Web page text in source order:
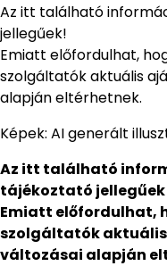
Az itt található
jellegűek!
Emiatt előfordulhat,
szolgáltatók aktuális
alapján eltérhetnek.
Képek: AI generált
Az itt található
tájékoztató
Emiatt előfordulhat,
szolgáltatók
változásai alapján